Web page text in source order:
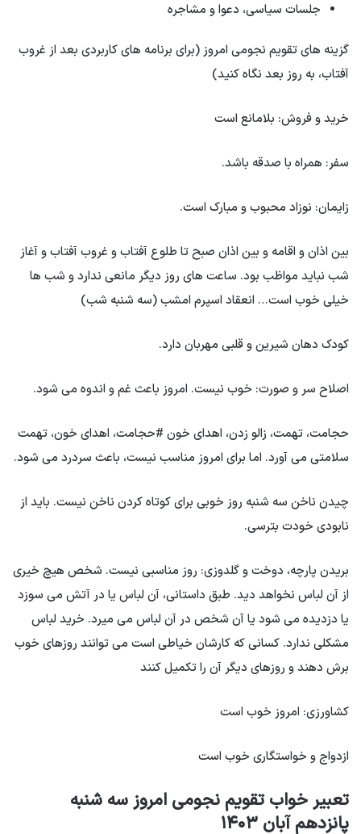
جلسات سیاسی، دعوا و مشاجره
گزینه های تقویم نجومی امروز (برای برنامه های کاربردی بعد از غروب
آفتاب، به روز بعد نگاه کنید)
خرید و فروش: بلامانع است
سفر: همراه با صدقه باشد.
زایمان: نوزاد محبوب و مبارک است.
بین اذان و اقامه و بین اذان صبح تا طلوع آفتاب و غروب آفتاب و آغاز
شب نباید مواظب بود. ساعت های روز دیگر مانعی ندارد و شب ها
خیلی خوب است… انعقاد اسپرم امشب (سه شنبه شب)
کودک دهان شیرین و قلبی مهربان دارد.
اصلاح سر و صورت: خوب نیست. امروز باعث غم و اندوه می شود.
حجامت، تهمت، زالو زدن، اهدای خون #حجامت، اهدای خون، تهمت
سلامتی می آورد. اما برای امروز مناسب نیست، باعث سردرد می شود.
چیدن ناخن سه شنبه روز خوبی برای کوتاه کردن ناخن نیست. باید از
نابودی خودت بترسی.
بریدن پارچه، دوخت و گلدوزی: روز مناسبی نیست. شخص هیچ خیری
از آن لباس نخواهد دید. طبق داستانی، آن لباس یا در آتش می سوزد
یا دزدیده می شود یا آن شخص در آن لباس می میرد. خرید لباس
مشکلی ندارد. کسانی که کارشان خیاطی است می توانند روزهای خوب
برش دهند و روزهای دیگر آن را تکمیل کنند
کشاورزی: ​​امروز خوب است
ازدواج و خواستگاری خوب است
تعبیر خواب تقویم نجومی امروز سه شنبه
پانزدهم آبان ۱۴۰۳